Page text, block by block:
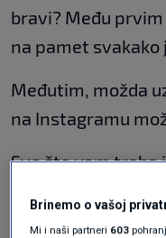
bravi? Među
na pamet
Međutim, možda
na Instagramu
Sve što vam treba
Brinemo o vašoj
Mi i naši partneri 603